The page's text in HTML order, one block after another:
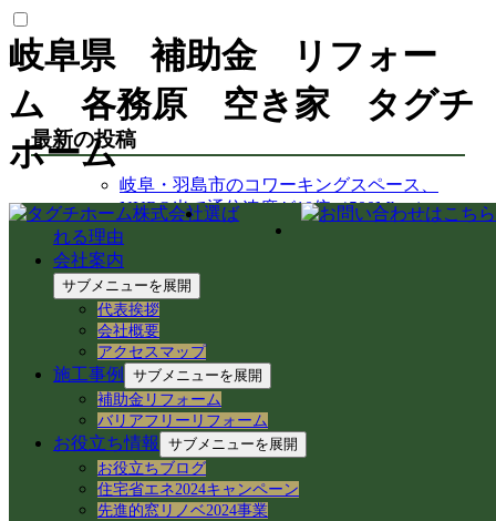
岐阜県 補助金 リフォー
ム 各務原 空き家 タグチ
ホーム
選ば
れる理由
会社案内
サブメニューを展開
代表挨拶
会社概要
アクセスマップ
施工事例
サブメニューを展開
補助金リフォーム
バリアフリーリフォーム
お役立ち情報
サブメニューを展開
お役立ちブログ
住宅省エネ2024キャンペーン
先進的窓リノベ2024事業
最新の投稿
岐阜・羽島市のコワーキングスペース、
NURO光で通信速度が10倍（500Mbps）
に！空き家活用の快適ネット環境整備
【岐阜市のアパート管理】TVが映らない・
鍵が閉まりづらい不具合を即日解決！入居
者様サポート事例
【中山道今須宿】歴史と空き家再生が交差
する街！徳川家康ゆかりの石や妙応寺架道
橋を巡る
【空き家から空き家へ】家具レスキューで
地域おこし協力隊の新生活＆民泊活用を支
援！
岐阜県各務原市での空き家売買｜確定測量
と境界杭設置（境界確定）の重要性
岐阜県各務原市｜賃貸住宅の売却準備！退